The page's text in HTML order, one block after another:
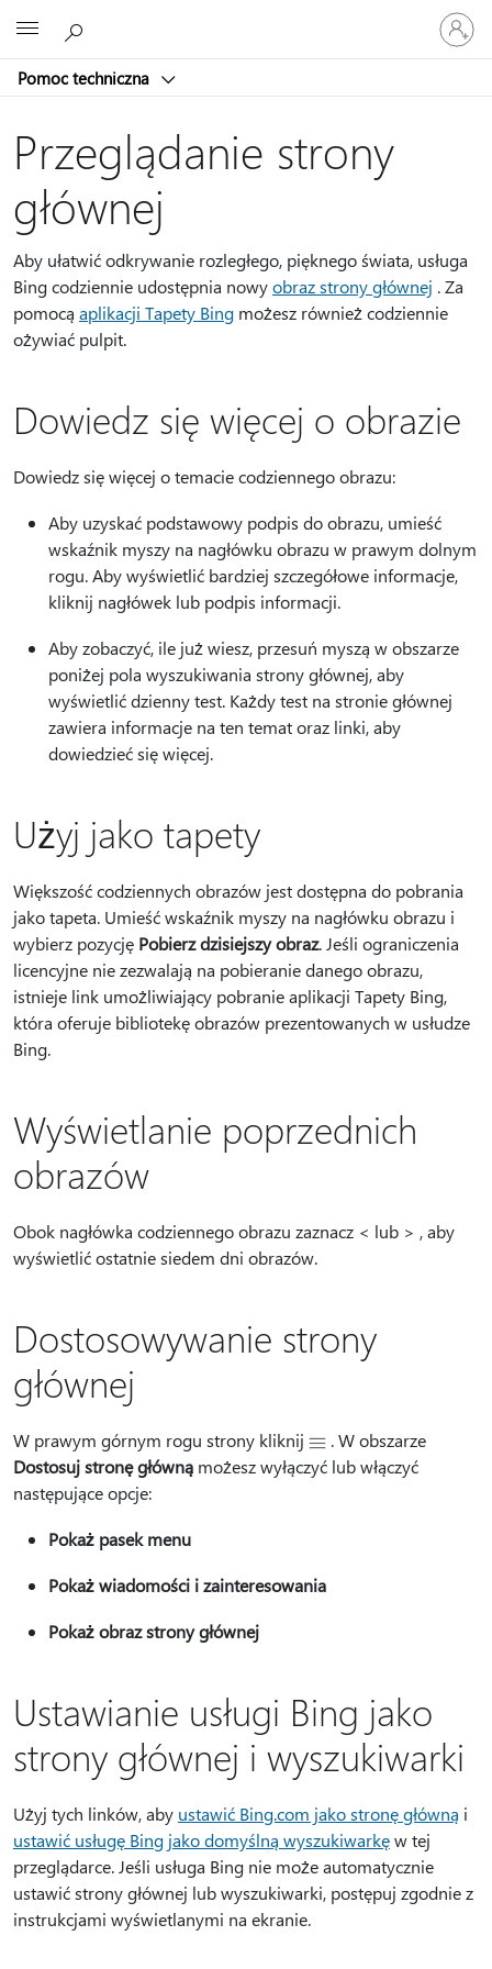
Pomoc techniczna
Zaloguj
się
do
konta
Przeglądanie strony
głównej
Aby ułatwić odkrywanie rozległego, pięknego świata, usługa
Bing codziennie udostępnia nowyobraz strony głównej . Za
pomocą aplikacji Tapety Bing możesz również codziennie
ożywiać pulpit.
Dowiedz się więcej o obrazie
Dowiedz się więcej o temacie codziennego obrazu:
Aby uzyskać podstawowy podpis do obrazu, umieść
wskaźnik myszy na nagłówku obrazu w prawym dolnym
rogu. Aby wyświetlić bardziej szczegółowe informacje,
kliknij nagłówek lub podpis informacji.
Aby zobaczyć, ile już wiesz, przesuń myszą w obszarze
poniżej pola wyszukiwania strony głównej, aby
wyświetlić dzienny test. Każdy test na stronie głównej
zawiera informacje na ten temat oraz linki, aby
dowiedzieć się więcej.
Użyj jako tapety
Większość codziennych obrazów jest dostępna do pobrania
jako tapeta. Umieść wskaźnik myszy na nagłówku obrazu i
wybierz pozycję Pobierz dzisiejszy obraz. Jeśli ograniczenia
licencyjne nie zezwalają na pobieranie danego obrazu,
istnieje link umożliwiający pobranie aplikacji Tapety Bing,
która oferuje bibliotekę obrazów prezentowanych w usłudze
Bing.
Wyświetlanie poprzednich
obrazów
Obok nagłówka codziennego obrazu zaznacz < lub > , aby
wyświetlić ostatnie siedem dni obrazów.
Dostosowywanie strony
głównej
W prawym górnym rogu strony kliknij
. W obszarze
Dostosuj stronę główną możesz wyłączyć lub włączyć
następujące opcje:
Pokaż pasek menu
Pokaż wiadomości i zainteresowania
Pokaż obraz strony głównej
Ustawianie usługi Bing jako
strony głównej i wyszukiwarki
Użyj tych linków, aby ustawić Bing.com jako stronę główną i
ustawić usługę Bing jako domyślną wyszukiwarkęw tej
przeglądarce. Jeśli usługa Bing nie może automatycznie
ustawić strony głównej lub wyszukiwarki, postępuj zgodnie z
instrukcjami wyświetlanymi na ekranie.